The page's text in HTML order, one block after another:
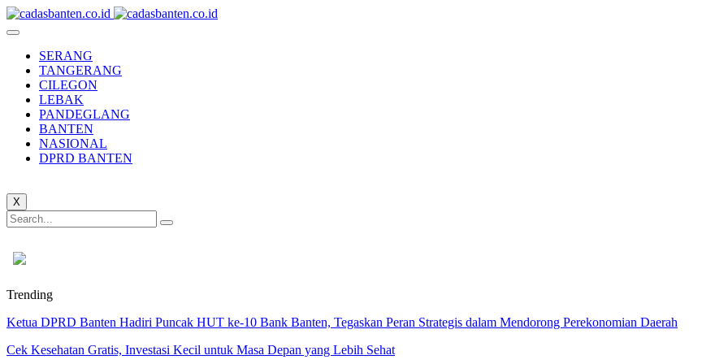
SERANG
TANGERANG
CILEGON
LEBAK
PANDEGLANG
BANTEN
NASIONAL
DPRD BANTEN
X
Trending
Ketua DPRD Banten Hadiri Puncak HUT ke-10 Bank Banten, Tegaskan Peran Strategis dalam Mendorong Perekonomian Daerah
Cek Kesehatan Gratis, Investasi Kecil untuk Masa Depan yang Lebih Sehat